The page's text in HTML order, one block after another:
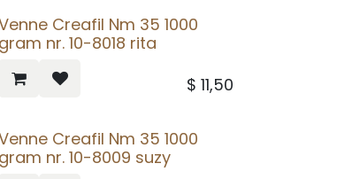
Creafil Nm 35 1000
gram nr. 10-8018 rita
$ 11,50
Creafil Nm 35 1000
gram nr. 10-8009 suzy